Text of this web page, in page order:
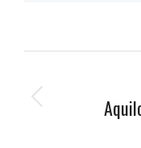
de